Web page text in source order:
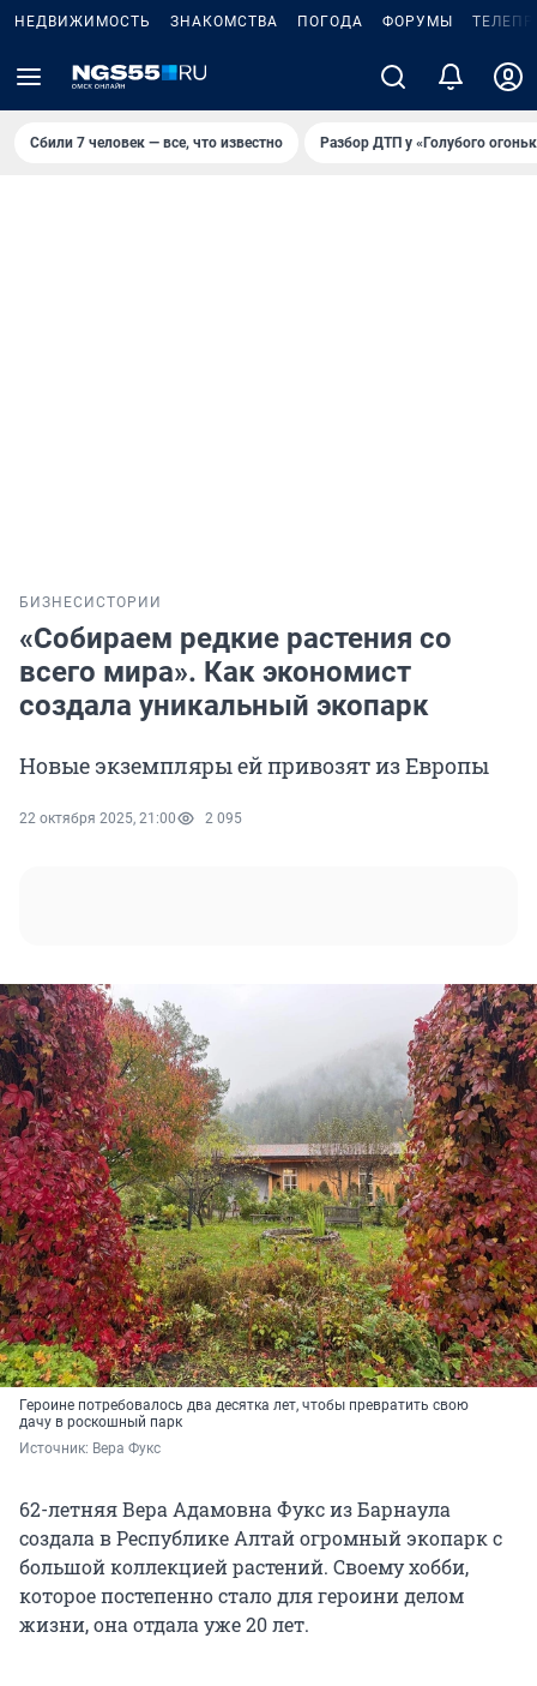
НЕДВИЖИМОСТЬ ЗНАКОМСТВА ПОГОДА ФОРУМЫ
Сбили 7 человек — все, что известно Разбор ДТП у «Голубого
БИЗНЕС ИСТОРИИ
«Собираем редкие растения со
всего мира». Как экономист
создала уникальный экопарк
Новые экземпляры ей привозят из Европы
22 октября 2025, 21:00 2 095
Героине потребовалось два десятка лет, чтобы превратить свою
дачу в роскошный парк
Источник: Вера Фукс
62-летняя Вера Адамовна Фукс из Барнаула
создала в Республике Алтай огромный экопарк с
большой коллекцией растений. Своему хобби,
которое постепенно стало для героини делом
жизни, она отдала уже 20 лет.